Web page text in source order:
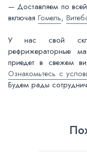
— Доставляем по
включая Гомель,
У нас свой
рефрижераторные
приедет в свежем
Ознакомьтесь с
Будем рады